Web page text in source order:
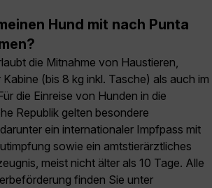
Hund mit nach Punta
die Mitnahme von Haustieren,
(bis 8 kg inkl. Tasche) als auch im
die Einreise von Hunden in die
Republik gelten besondere
ein internationaler Impfpass mit
sowie ein amtstierärztliches
meist nicht älter als 10 Tage. Alle
finden Sie unter